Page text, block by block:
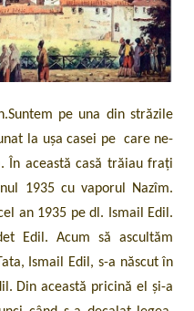
pe una din străzile
la ușa casei pe care ne-
În această casă trăiau frați
1935 cu vaporul Nazîm.
an 1935 pe dl. Ismail Edil.
Edil. Acum să ascultăm
Ismail Edil, s-a născut în
Din această pricină el și-a